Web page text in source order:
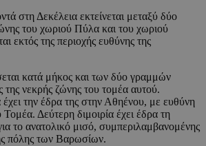
στη Δεκέλεια εκτείνεται μεταξύ δύο
του χωριού Πύλα και του χωριού
εκτός της περιοχής ευθύνης της
κατά μήκος και των δύο γραμμών
νεκρής ζώνης του τομέα αυτού.
έχει την έδρα της στην Αθηένου, με ευθύνη
Τομέα. Δεύτερη διμοιρία έχει έδρα τη
το ανατολικό μισό, συμπεριλαμβανομένης
πόλης των Βαρωσίων.